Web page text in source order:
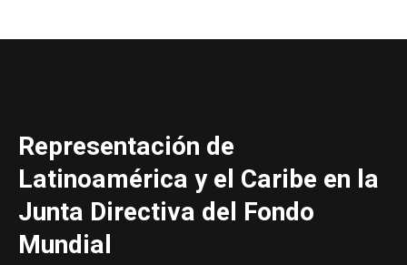
Representación de
Latinoamérica y el Caribe en la
Junta Directiva del Fondo
Mundial